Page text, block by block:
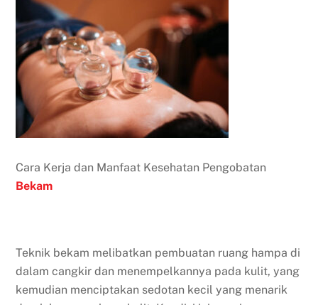
Cara Kerja dan Manfaat Kesehatan Pengobatan
Bekam
Teknik bekam melibatkan pembuatan ruang hampa di
dalam cangkir dan menempelkannya pada kulit, yang
kemudian menciptakan sedotan kecil yang menarik